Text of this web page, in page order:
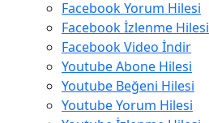
Facebook Yorum Hilesi
Facebook İzlenme Hilesi
Facebook Video İndir
Youtube Abone Hilesi
Youtube Beğeni Hilesi
Youtube Yorum Hilesi